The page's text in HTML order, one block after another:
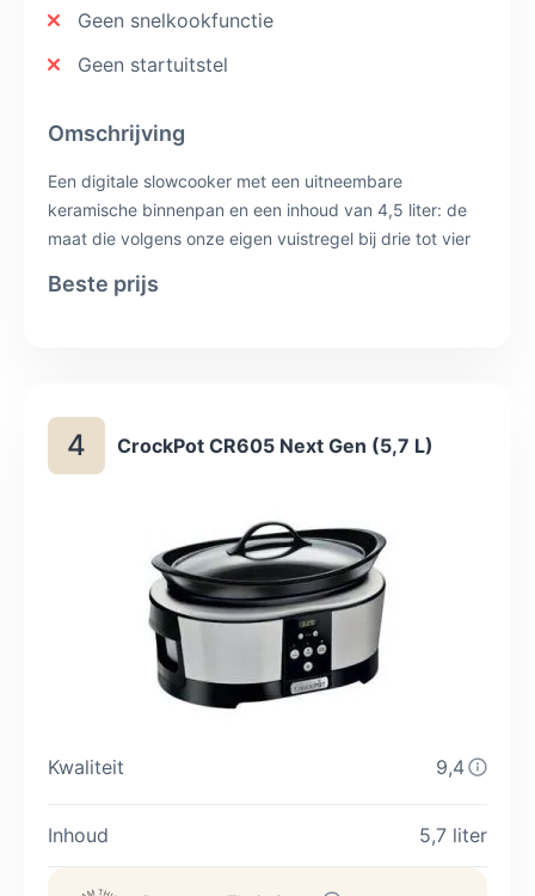
Geen snelkookfunctie
Geen startuitstel
Omschrijving
Een digitale slowcooker met een uitneembare
keramische binnenpan en een inhoud van 4,5 liter: de
maat die volgens onze eigen vuistregel bij drie tot vier
schakelt daarna over op warmhouden. Met 210 watt
Beste prijs
4 CrockPot CR605 Next Gen (5,7 L)
Kwaliteit 9,4
Inhoud 5,7 liter